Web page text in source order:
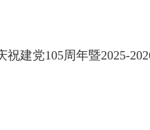
祝建党105周年暨2025-